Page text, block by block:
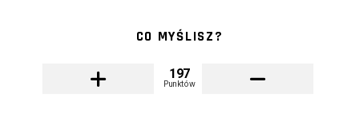
CO MYŚLISZ?
197
Punktów